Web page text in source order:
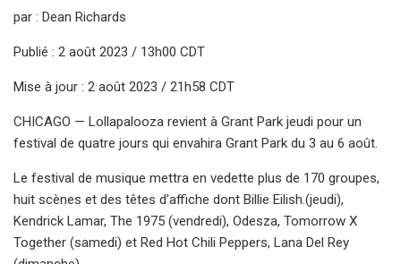
par : Dean Richards
Publié : 2 août 2023 / 13h00 CDT
Mise à jour : 2 août 2023 / 21h58 CDT
CHICAGO — Lollapalooza revient à Grant Park jeudi pour un
festival de quatre jours qui envahira Grant Park du 3 au 6 août.
Le festival de musique mettra en vedette plus de 170 groupes,
huit scènes et des têtes d'affiche dont Billie Eilish.(jeudi),
Kendrick Lamar, The 1975 (vendredi), Odesza, Tomorrow X
Together (samedi) et Red Hot Chili Peppers, Lana Del Rey